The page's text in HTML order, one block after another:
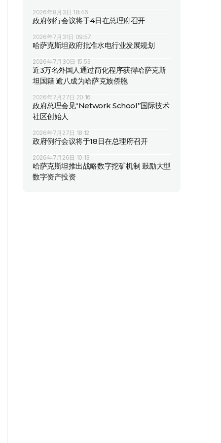
2026年8月3日 18:46
政府例行会议将于4日在总理府召开
2026年7月31日 09:57
哈萨克斯坦政府批准水电行业发展规划
2026年7月30日 15:53
近3万名外国人通过简化程序获得哈萨克斯
坦国籍 逾八成为哈萨克族侨胞
2026年7月27日 20:16
政府总理会见“Network School”国际技术
社区创始人
2026年7月27日 18:12
政府例行会议将于18日在总理府召开
2026年7月26日 10:13
哈萨克斯坦推出战略数字挖矿机制 鼓励大型
数字资产投资